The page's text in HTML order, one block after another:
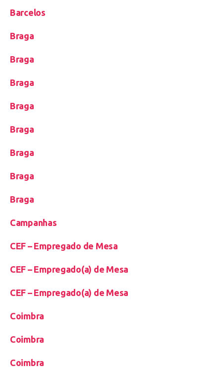
Barcelos
Braga
Braga
Braga
Braga
Braga
Braga
Braga
Braga
Campanhas
CEF – Empregado de Mesa
CEF – Empregado(a) de Mesa
CEF – Empregado(a) de Mesa
Coimbra
Coimbra
Coimbra